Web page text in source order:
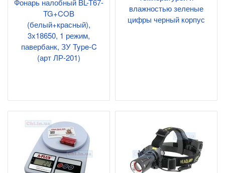
Фонарь налобный BL-T67-
TG+COB
(белый+красный),
3x18650, 1 режим,
павербанк, ЗУ Type-C
(арт ЛР-201)
влажностью зеленые
цифры черный корпус